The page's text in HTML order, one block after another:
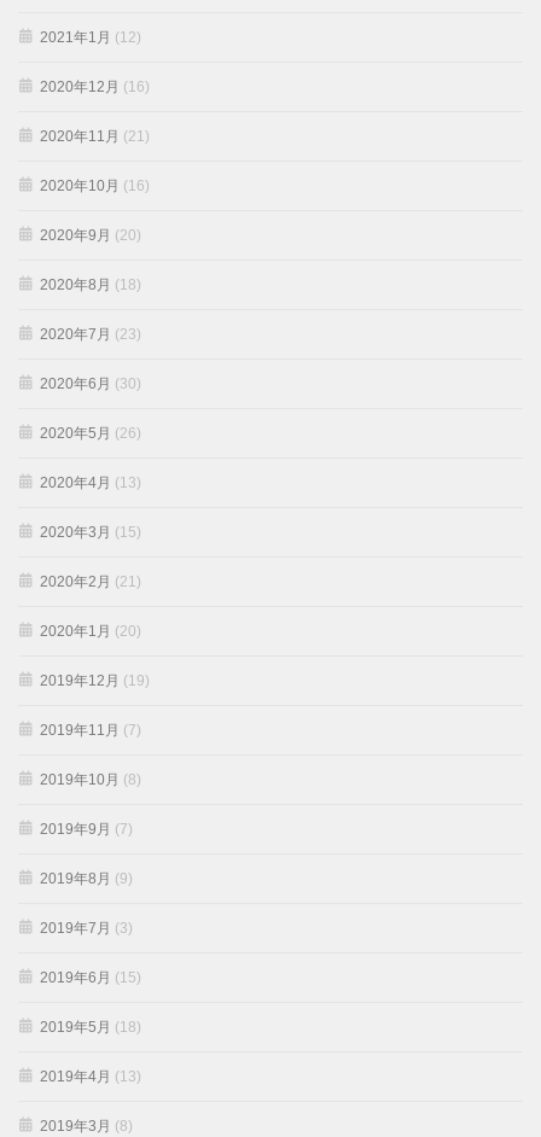
2021年1月 (12)
2020年12月 (16)
2020年11月 (21)
2020年10月 (16)
2020年9月 (20)
2020年8月 (18)
2020年7月 (23)
2020年6月 (30)
2020年5月 (26)
2020年4月 (13)
2020年3月 (15)
2020年2月 (21)
2020年1月 (20)
2019年12月 (19)
2019年11月 (7)
2019年10月 (8)
2019年9月 (7)
2019年8月 (9)
2019年7月 (3)
2019年6月 (15)
2019年5月 (18)
2019年4月 (13)
2019年3月 (8)